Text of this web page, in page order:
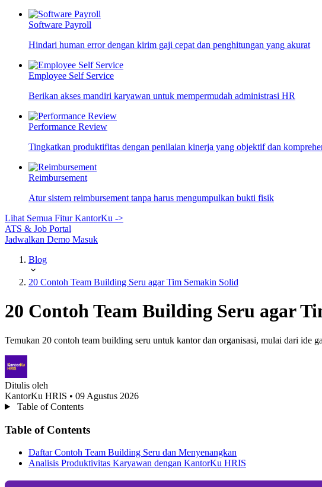
Software Payroll
Hindari human error dengan kirim gaji cepat dan penghitungan yang akurat
Employee Self Service
Berikan akses mandiri karyawan untuk mempermudah administrasi HR
Performance Review
Tingkatkan produktifitas dengan penilaian kinerja yang objektif dan
Reimbursement
Atur sistem reimbursement tanpa harus mengumpulkan bukti fisik
Lihat Semua Fitur KantorKu ->
ATS & Job Portal
Jadwalkan Demo Masuk
Blog
20 Contoh Team Building Seru agar Tim Semakin Solid
20 Contoh Team Building Seru agar
Temukan 20 contoh team building seru untuk kantor dan organisasi, mulai dari ide
Ditulis oleh
KantorKu HRIS • 09 Agustus 2026
Table of Contents
Table of Contents
Daftar Contoh Team Building Seru dan Menyenangkan
Analisis Produktivitas Karyawan dengan KantorKu HRIS